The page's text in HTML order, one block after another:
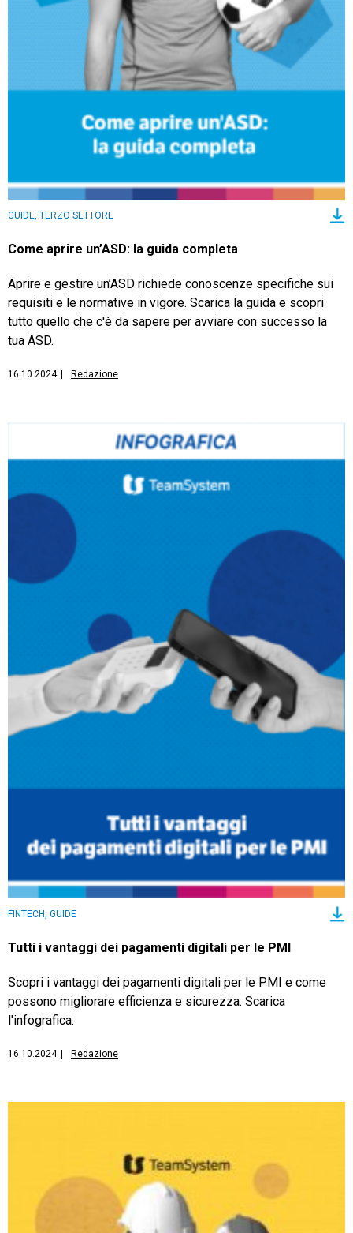
GUIDE, TERZO SETTORE
Come aprire un’ASD: la guida completa
Aprire e gestire un’ASD richiede conoscenze specifiche sui
requisiti e le normative in vigore. Scarica la guida e scopri
tutto quello che c'è da sapere per avviare con successo la
tua ASD.
16.10.2024 | Redazione
FINTECH, GUIDE
Tutti i vantaggi dei pagamenti digitali per le PMI
Scopri i vantaggi dei pagamenti digitali per le PMI e come
possono migliorare efficienza e sicurezza. Scarica
l'infografica.
16.10.2024 | Redazione